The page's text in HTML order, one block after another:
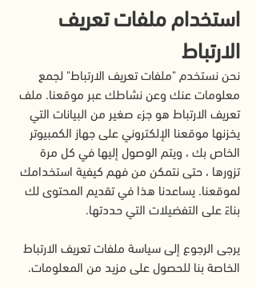
استخدام ملفات تعريف
الارتباط
نحن نستخدم "ملفات تعريف الارتباط" لجمع
معلومات عنك وعن نشاطك عبر موقعنا. ملف
تعريف الارتباط هو جزء صغير من البيانات التي
يخزنها موقعنا الإلكتروني على جهاز الكمبيوتر
الخاص بك ، ويتم الوصول إليها في كل مرة
تزورها ، حتى نتمكن من فهم كيفية استخدامك
لموقعنا. يساعدنا هذا في تقديم المحتوى لك
بناءً على التفضيلات التي حددتها.
يرجى الرجوع إلى سياسة ملفات تعريف الارتباط
الخاصة بنا للحصول على مزيد من المعلومات.